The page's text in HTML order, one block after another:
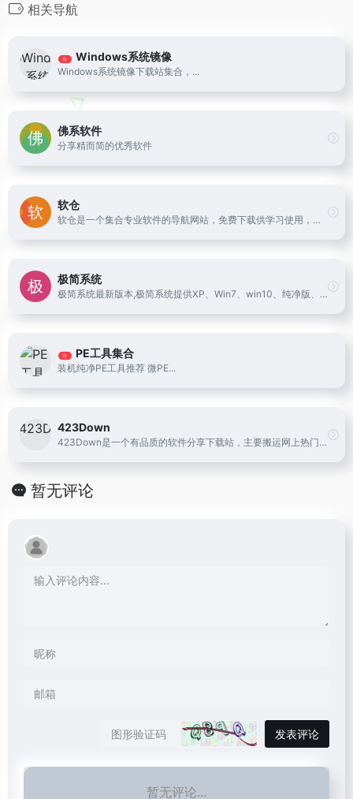
相关导航
合 Windows系统镜像
Windows系统镜像下载站集合，...
佛系软件
分享精而简的优秀软件
软仓
软仓是一个集合专业软件的导航网站，免费下载供学习使用，本站承诺无毒无广告，纯公益项目，不以此盈利
极简系统
极简系统最新版本,极简系统提供XP、Win7、win10、纯净版、办公版系统下载,免激活,每月更新,一键安装，下载windows系统，爱上极简系统
合 PE工具集合
装机纯净PE工具推荐 微PE...
423Down
423Down是一个有品质的软件分享下载站，主要搬运网上热门的电脑软件和安卓应用、以及提供zdBryan个人修改的去广告绿色破解软件。
暂无评论
发表评论
暂无评论...